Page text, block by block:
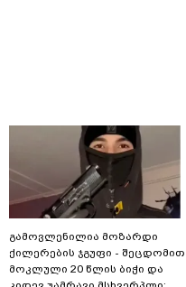
გამოვლენილია მოზარდი
ქილერების ჯგუფი - შეცდომით
მოკლული 20 წლის ბიჭი და